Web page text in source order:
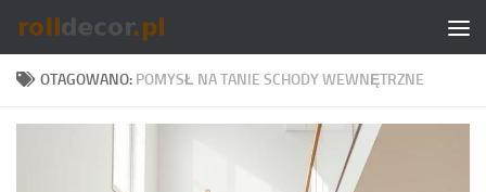
Skip to content
OTAGOWANO: POMYSŁ NA TANIE SCHODY WEWNĘTRZNE